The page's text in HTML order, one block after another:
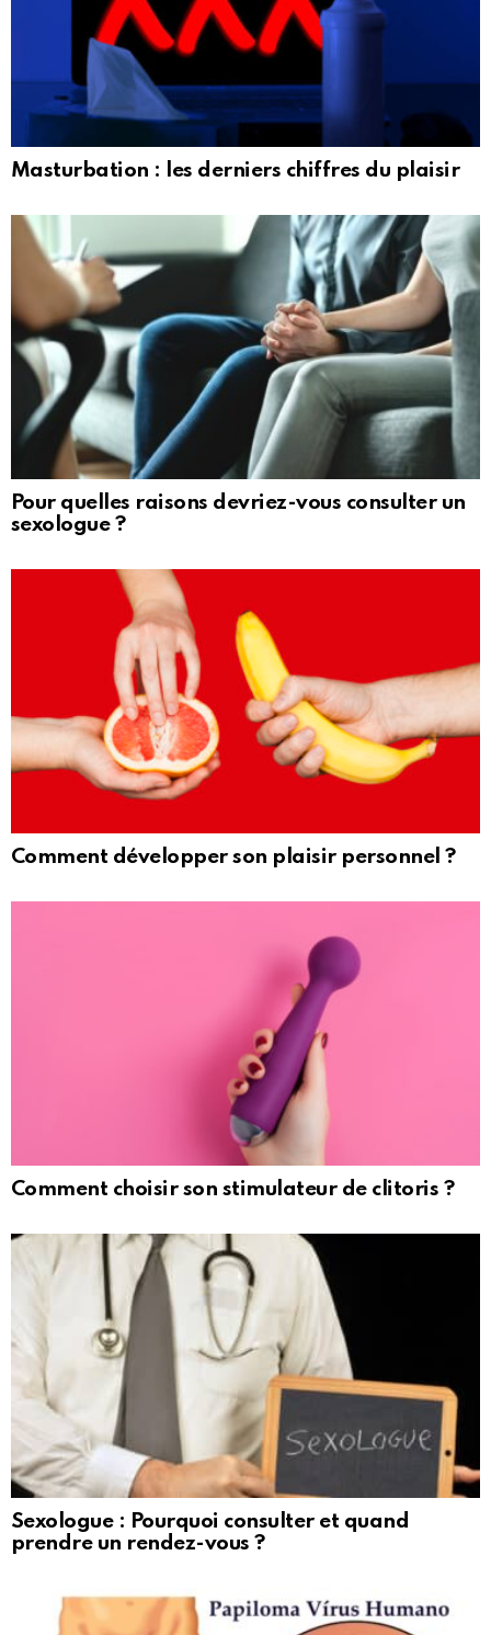
Masturbation : les derniers chiffres du plaisir
Pour quelles raisons devriez-vous consulter un
sexologue ?
Comment développer son plaisir personnel ?
Comment choisir son stimulateur de clitoris ?
Sexologue : Pourquoi consulter et quand
prendre un rendez-vous ?